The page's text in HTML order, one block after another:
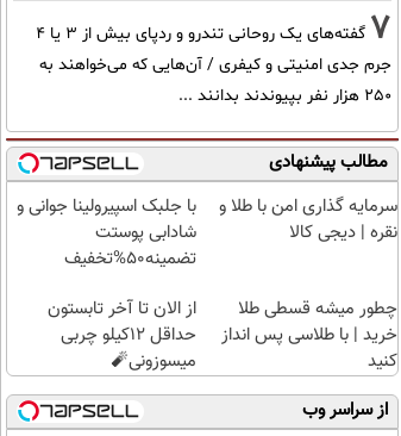
7
گفته‌های یک روحانی تندرو و ردپای بیش از ۳ یا ۴
جرم جدی امنیتی و کیفری / آن‌هایی که می‌خواهند به
۲۵۰ هزار نفر بپیوندند بدانند ...
مطالب پیشنهادی
سرمایه گذاری امن با طلا و
نقره | دیجی کالا
با جلبک اسپیرولینا جوانی و
شادابی پوستت
تضمینه50%تخفیف
چطور میشه قسطی طلا
خرید | با طلاسی پس انداز
کنید
از الان تا آخر تابستون
حداقل 12کیلو چربی
میسوزونی🧨
از سراسر وب